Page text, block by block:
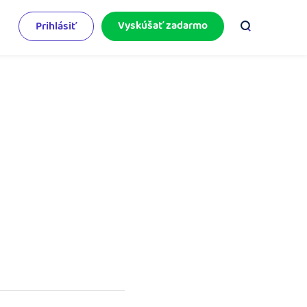
Prihlásiť Vyskúšať zadarmo